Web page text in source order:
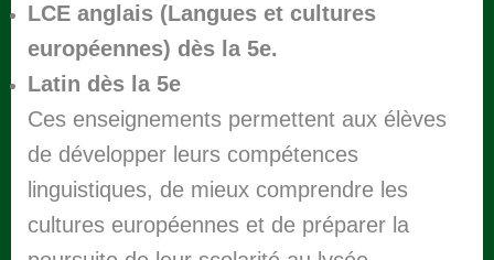
LCE anglais (Langues et cultures
européennes) dès la 5e.
Latin dès la 5e
Ces enseignements permettent aux élèves
de développer leurs compétences
linguistiques, de mieux comprendre les
cultures européennes et de préparer la